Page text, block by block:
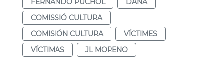
COMISSIÓ CULTURA
COMISIÓN CULTURA
VÍCTIMES
VÍCTIMAS
JL MORENO